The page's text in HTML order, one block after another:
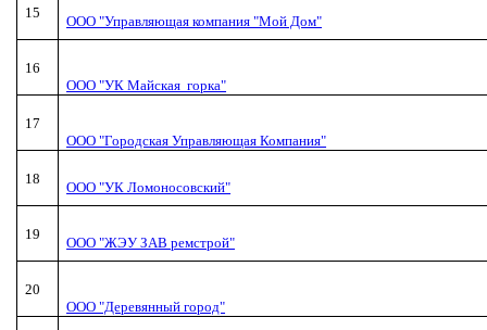
15
ООО "Управляющая компания "Мой Дом"
16
ООО "УК Майская горка"
17
ООО "Городская Управляющая Компания"
18
ООО "УК Ломоносовский"
19
ООО "ЖЭУ ЗАВ ремстрой"
20
ООО "Деревянный город"